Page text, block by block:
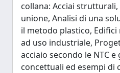
collana: Acciai
unione, Analisi di una
il metodo plastico,
ad uso industriale,
acciaio secondo le NTC
concettuali ed esempi di